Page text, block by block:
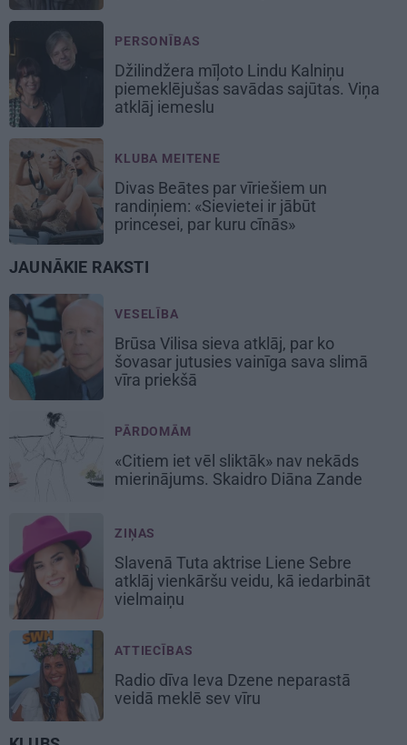
PERSONĪBAS
Džilindžera mīļoto Lindu Kalniņu
piemeklējušas savādas sajūtas. Viņa
atklāj iemeslu
KLUBA MEITENE
Divas Beātes par vīriešiem un
randiņiem: «Sievietei ir jābūt
princesei, par kuru cīnās»
JAUNĀKIE RAKSTI
VESELĪBA
Brūsa Vilisa sieva atklāj, par ko
šovasar jutusies vainīga sava slimā
vīra priekšā
PĀRDOMĀM
«Citiem iet vēl sliktāk» nav nekāds
mierinājums. Skaidro Diāna Zande
ZIŅAS
Slavenā Tuta aktrise Liene Sebre
atklāj vienkāršu veidu, kā iedarbināt
vielmaiņu
ATTIECĪBAS
Radio dīva Ieva Dzene neparastā
veidā meklē sev vīru